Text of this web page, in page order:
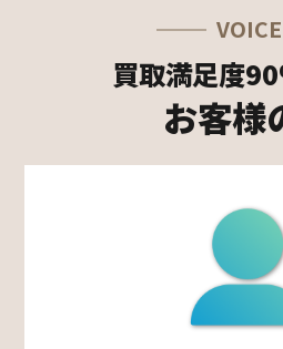
VOICE
買取満足度90
お客様